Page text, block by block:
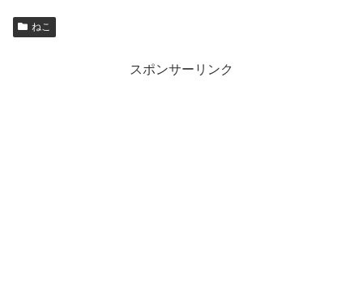
ねこ
スポンサーリンク